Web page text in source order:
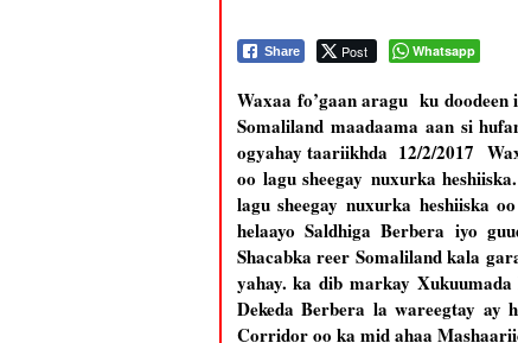
Share Post Whatsapp
Waxaa fo’gaan aragu ku
Somaliland maadaama aan si
ogyahay taariikhda 12/2/2017
oo lagu sheegay nuxurka
lagu sheegay nuxurka heshiiska
helaayo Saldhiga Berbera iyo
Shacabka reer Somaliland kala
yahay. ka dib markay
Dekeda Berbera la wareegtay
Corridor oo ka mid ahaa